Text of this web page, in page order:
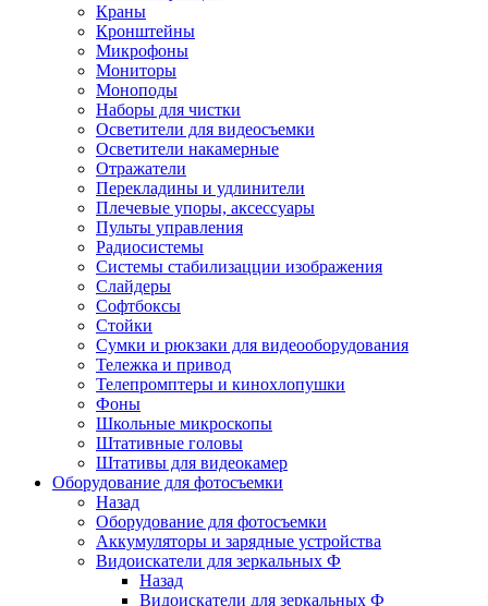
Краны
Кронштейны
Микрофоны
Мониторы
Моноподы
Наборы для чистки
Осветители для видеосъемки
Осветители накамерные
Отражатели
Перекладины и удлинители
Плечевые упоры, аксессуары
Пульты управления
Радиосистемы
Системы стабилизацции изображения
Слайдеры
Софтбоксы
Стойки
Сумки и рюкзаки для видеооборудования
Тележка и привод
Телепромптеры и кинохлопушки
Фоны
Школьные микроскопы
Штативные головы
Штативы для видеокамер
Оборудование для фотосъемки
Назад
Оборудование для фотосъемки
Аккумуляторы и зарядные устройства
Видоискатели для зеркальных Ф
Назад
Видоискатели для зеркальных Ф